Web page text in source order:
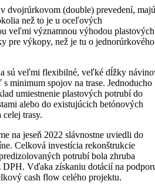
dvojrúrkovom (double) prevedení,
než to je u oceľových
veľmi významnou výhodou plastových
pre výkopy, než je tu o jednorúrkového
sú veľmi flexibilné, veľké dĺžky
minimum spojov na trase. Jednoducho
umiestnenie plastových potrubí do
alebo do existujúcich betónových
trasy.
na jeseň 2022 slávnostne uviedli do
Celková investícia rekonštrukcie
potrubí bola zhruba
Vďaka získaniu dotácií na
cash flow celého projektu.